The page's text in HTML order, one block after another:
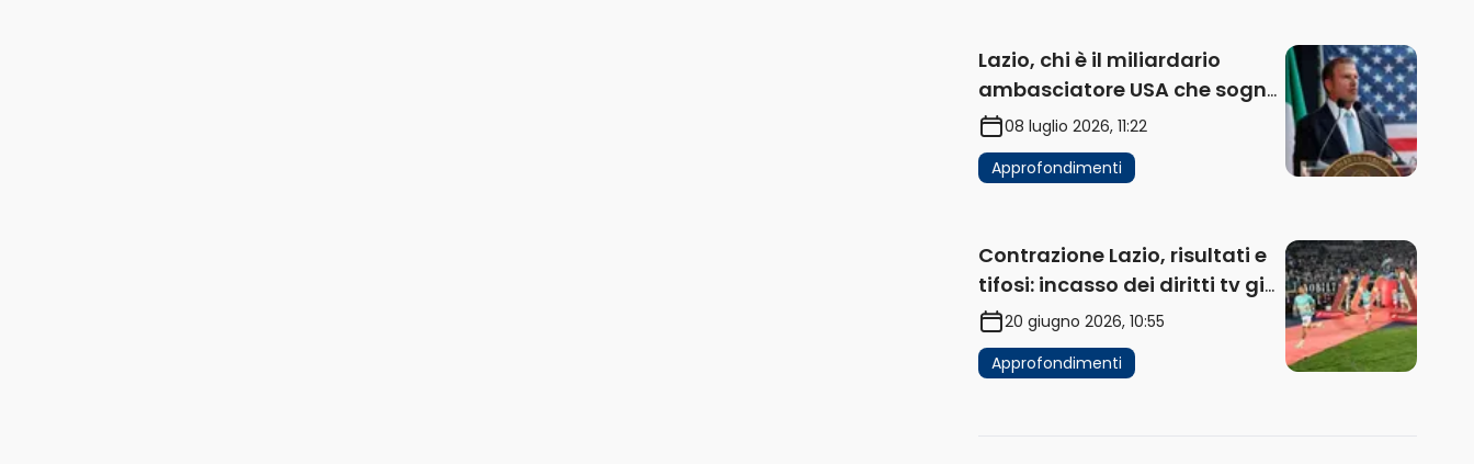
Lazio, chi è il miliardario
ambasciatore USA che sogna
di acquistare un club in Italia
08 luglio 2026, 11:22
Approfondimenti
Contrazione Lazio, risultati e
tifosi: incasso dei diritti tv già
in flessione
20 giugno 2026, 10:55
Approfondimenti